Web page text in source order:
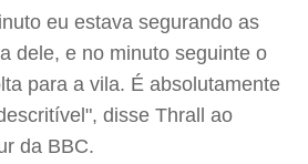
eu estava segurando as
dele, e no minuto seguinte o
para a vila. É absolutamente
disse Thrall ao
da BBC.